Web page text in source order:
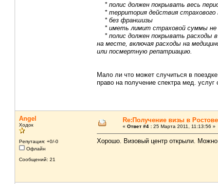
* полис должен покрывать весь
* территория действия страхового
* без франшизы
* иметь лимит страховой суммы не
* полис должен покрывать расходы в
на месте, включая расходы на
или посмертную репатриацию.
Мало ли что может случиться в
право на получение спектра мед.
Angel
Ходок
Репутация: +0/-0
Офлайн
Сообщений: 21
Re:Получение визы в
« Ответ #4 : 25 Марта 2011, 11:13:56 »
Хорошо. Визовый центр открыли.